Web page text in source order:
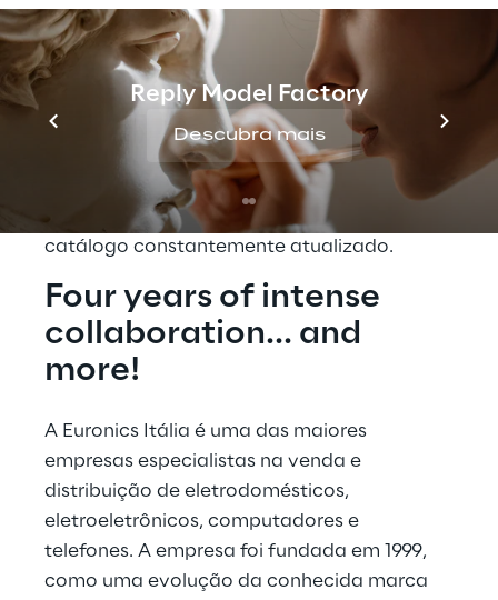
Reply Model Factory
Descubra mais
importante estar preparado para usar
novas técnicas de design e
desenvolvimento, visando atender às
diversas necessidades do cliente. É também
graças a esse fator que a Euronics Itália
administra seu portal de e-commerce,
mantendo mais de 1.500.000 usuários ativos
e tendo mais de 100.000 produtos em um
catálogo constantemente atualizado.
Four years of intense
collaboration... and
more!
A Euronics Itália é uma das maiores
empresas especialistas na venda e
distribuição de eletrodomésticos,
eletroeletrônicos, computadores e
telefones. A empresa foi fundada em 1999,
como uma evolução da conhecida marca